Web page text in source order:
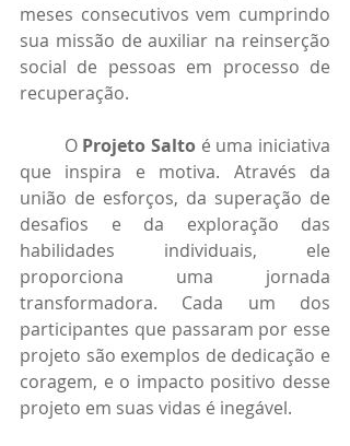
meses consecutivos vem cumprindo
sua missão de auxiliar na reinserção
social de pessoas em processo de
recuperação.
	O
Projeto Salto é uma iniciativa
que inspira e motiva. Através da
união de esforços, da superação de
desafios e da exploração das
habilidades individuais, ele
proporciona uma jornada
transformadora. Cada um dos
participantes que passaram por esse
projeto são exemplos de dedicação e
coragem, e o impacto positivo desse
projeto em suas vidas é inegável.